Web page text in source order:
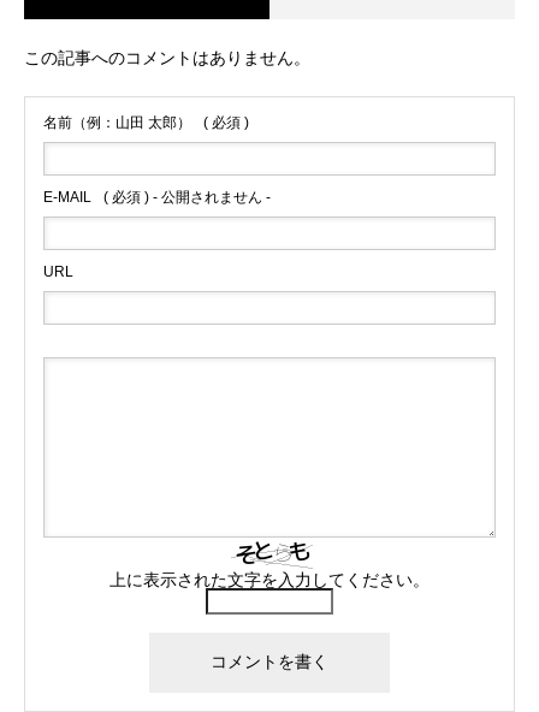
この記事へのコメントはありません。
名前（例：山田 太郎） ( 必須 )
E-MAIL ( 必須 ) - 公開されません -
URL
上に表示された文字を入力してください。